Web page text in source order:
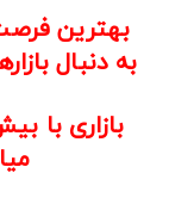
بهترین
به دنبال
بازاری با